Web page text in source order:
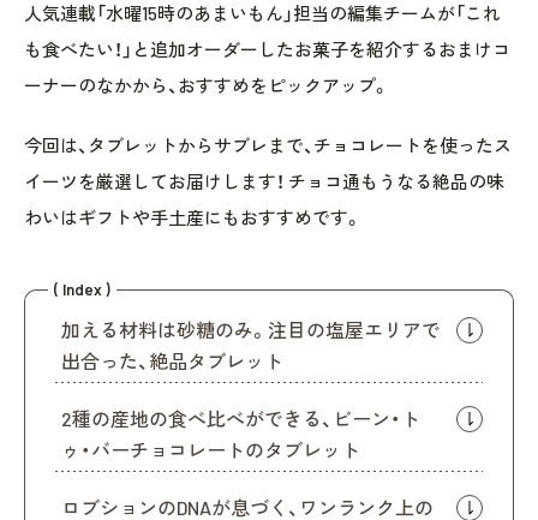
人気連載「水曜15時のあまいもん」担当の編集チームが「これ
も食べたい！」と追加オーダーしたお菓子を紹介するおまけコ
ーナーのなかから、おすすめをピックアップ。
今回は、タブレットからサブレまで、チョコレートを使ったス
イーツを厳選してお届けします！ チョコ通もうなる絶品の味
わいはギフトや手土産にもおすすめです。
( Index )
加える材料は砂糖のみ。注目の塩屋エリアで
出合った、絶品タブレット
2種の産地の食べ比べができる、ビーン・ト
ゥ・バーチョコレートのタブレット
ロブションのDNAが息づく、ワンランク上の